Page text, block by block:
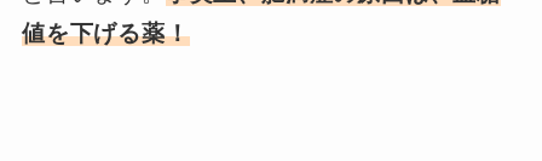
値を下げる薬！